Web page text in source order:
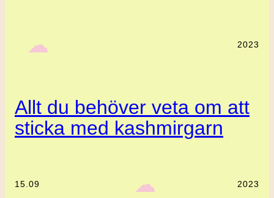
‎ ‎‎ ☁︎‎‎ 2023
Allt du behöver veta om att
sticka med kashmirgarn
15.09 ‎ ‎‎ ☁︎‎‎ 2023